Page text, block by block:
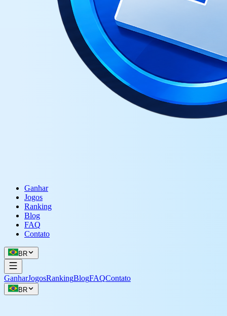
Ganhar
Jogos
Ranking
Blog
FAQ
Contato
BR
GanharJogosRankingBlogFAQContato
BR